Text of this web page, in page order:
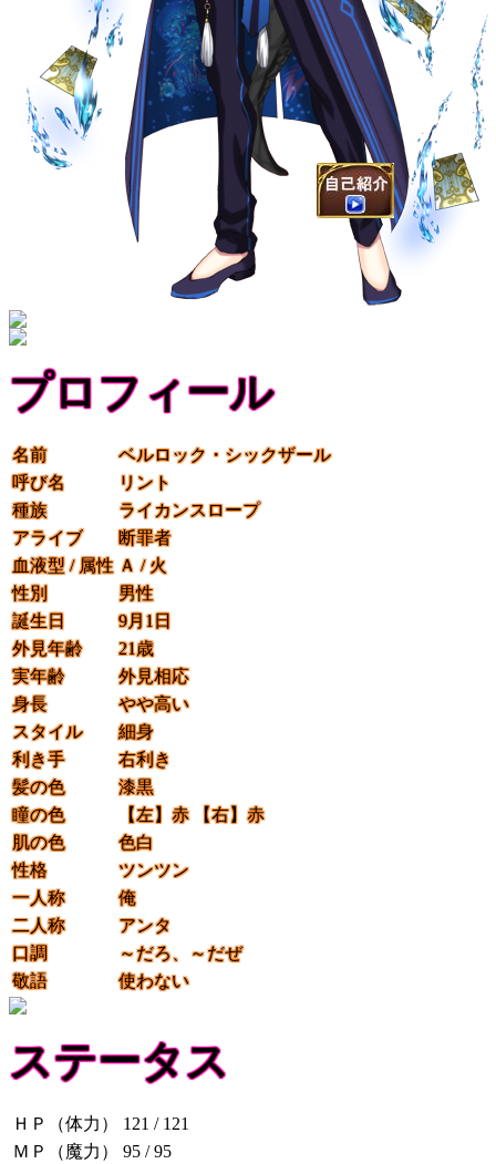
プロフィール
名前
ベルロック・シックザール
呼び名
リント
種族
ライカンスロープ
アライブ
断罪者
血液型 / 属性 Ａ / 火
性別
男性
誕生日
9月1日
外見年齢
21歳
実年齢
外見相応
身長
やや高い
スタイル
細身
利き手
右利き
髪の色
漆黒
瞳の色
【左】赤【右】赤
肌の色
色白
性格
ツンツン
一人称
俺
二人称
アンタ
口調
～だろ、～だぜ
敬語
使わない
ステータス
ＨＰ（体力）
121 / 121
ＭＰ（魔力）
95 / 95